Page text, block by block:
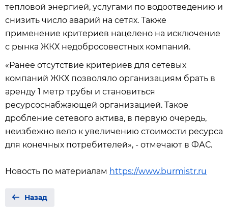
тепловой энергией, услугами по водоотведению и
снизить число аварий на сетях. Также
применение критериев нацелено на исключение
с рынка ЖКХ недобросовестных компаний.
«Ранее отсутствие критериев для сетевых
компаний ЖКХ позволяло организациям брать в
аренду 1 метр трубы и становиться
ресурсоснабжающей организацией. Такое
дробление сетевого актива, в первую очередь,
неизбежно вело к увеличению стоимости ресурса
для конечных потребителей», - отмечают в ФАС.
Новость по материалам https://www.burmistr.ru
Назад